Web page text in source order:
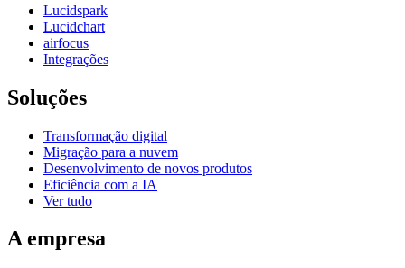
Lucidspark
Lucidchart
airfocus
Integrações
Soluções
Transformação digital
Migração para a nuvem
Desenvolvimento de novos produtos
Eficiência com a IA
Ver tudo
A empresa